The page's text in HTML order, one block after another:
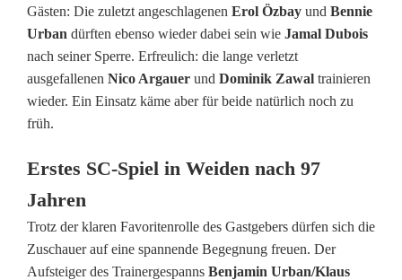
a
r
t
e
t
S
C
L
Gästen: Die zuletzt angeschlagenen Erol Özbay und Bennie
Urban dürften ebenso wieder dabei sein wie Jamal Dubois
nach seiner Sperre. Erfreulich: die lange verletzt
ausgefallenen Nico Argauer und Dominik Zawal trainieren
wieder. Ein Einsatz käme aber für beide natürlich noch zu
früh.
Erstes SC-Spiel in Weiden nach 97
Jahren
Trotz der klaren Favoritenrolle des Gastgebers dürfen sich die
Zuschauer auf eine spannende Begegnung freuen. Der
Aufsteiger des Trainergespanns Benjamin Urban/Klaus